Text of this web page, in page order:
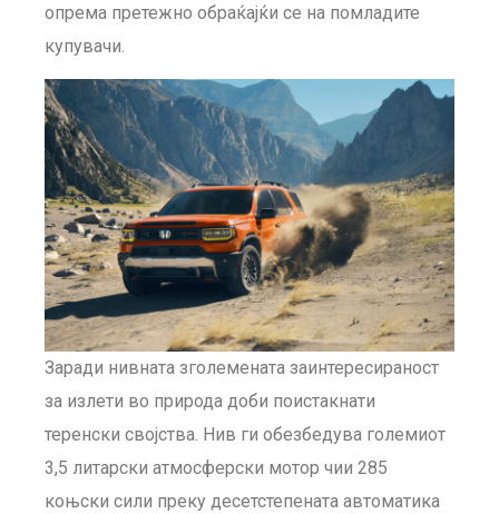
опрема претежно обраќајќи се на помладите
купувачи.
Заради нивната зголемената заинтересираност
за излети во природа доби поистакнати
теренски својства. Нив ги обезбедува големиот
3,5 литарски атмосферски мотор чии 285
коњски сили преку десетстепената автоматика